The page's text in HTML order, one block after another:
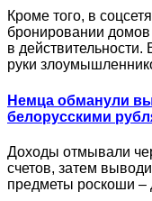
Кроме того, в
бронировании
в действительности.
руки
Немца обманули
белорусскими
Доходы отмывали
счетов, затем
предметы роскоши –